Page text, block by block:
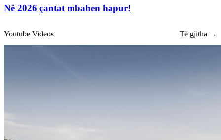
Në 2026 çantat mbahen hapur!
Youtube Videos Të gjitha →